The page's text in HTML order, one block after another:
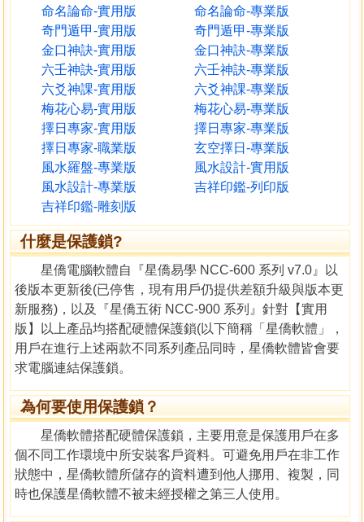
命名論命-實用版
命名論命-專業版
奇門遁甲-實用版
奇門遁甲-專業版
金口神訣-實用版
金口神訣-專業版
六壬神訣-實用版
六壬神訣-專業版
六爻神課-實用版
六爻神課-專業版
梅花心易-實用版
梅花心易-專業版
擇日專家-實用版
擇日專家-專業版
擇日專家-職業版
玄空擇日-專業版
風水羅盤-專業版
風水設計-實用版
風水設計-專業版
吉祥印鑑-列印版
吉祥印鑑-雕刻版
什麼是保護鎖?
星僑電腦軟體自『星僑易學 NCC-600 系列 v7.0』以
後版本更新後(已停售，現有用戶仍提供差額升級與版本更
新服務)，以及『星僑五術 NCC-900 系列』針對【實用
版】以上產品均搭配硬體保護鎖(以下簡稱「星僑軟體」，
用戶在進行上述兩款不同系列產品同時，星僑軟體皆會要
求電腦連結保護鎖。
為何要使用保護鎖？
星僑軟體搭配硬體保護鎖，主要用意是保護用戶在多
個不同工作環境中所安裝客戶資料。可避免用戶在非工作
狀態中，星僑軟體所儲存的資料遭到他人挪用、複製，同
時也保護星僑軟體不被未經授權之第三人使用。